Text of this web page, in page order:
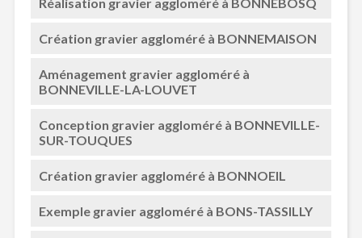
Création gravier aggloméré à BONNEMAISON
Aménagement gravier aggloméré à
BONNEVILLE-LA-LOUVET
Conception gravier aggloméré à BONNEVILLE-
SUR-TOUQUES
Création gravier aggloméré à BONNOEIL
Exemple gravier aggloméré à BONS-TASSILLY